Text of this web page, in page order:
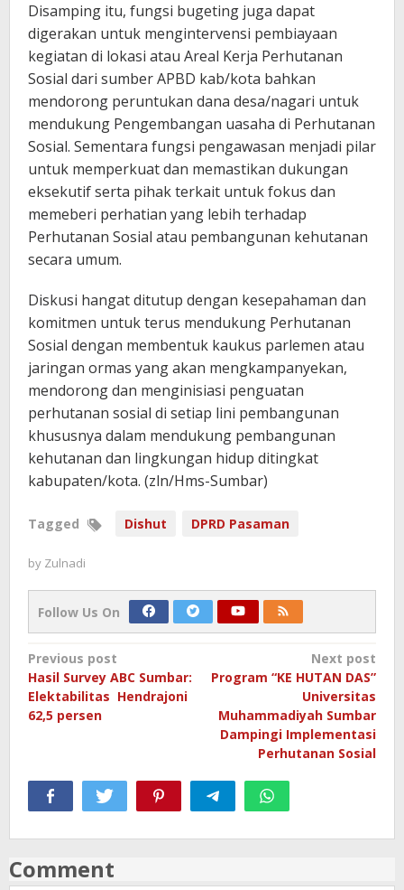
Disamping itu, fungsi bugeting juga dapat
digerakan untuk mengintervensi pembiayaan
kegiatan di lokasi atau Areal Kerja Perhutanan
Sosial dari sumber APBD kab/kota bahkan
mendorong peruntukan dana desa/nagari untuk
mendukung Pengembangan uasaha di Perhutanan
Sosial. Sementara fungsi pengawasan menjadi pilar
untuk memperkuat dan memastikan dukungan
eksekutif serta pihak terkait untuk fokus dan
memeberi perhatian yang lebih terhadap
Perhutanan Sosial atau pembangunan kehutanan
secara umum.
Diskusi hangat ditutup dengan kesepahaman dan
komitmen untuk terus mendukung Perhutanan
Sosial dengan membentuk kaukus parlemen atau
jaringan ormas yang akan mengkampanyekan,
mendorong dan menginisiasi penguatan
perhutanan sosial di setiap lini pembangunan
khususnya dalam mendukung pembangunan
kehutanan dan lingkungan hidup ditingkat
kabupaten/kota. (zln/Hms-Sumbar)
Tagged Dishut DPRD Pasaman
by Zulnadi
Follow Us On
Post
navigation
Previous post
Hasil Survey ABC Sumbar:
Elektabilitas Hendrajoni
62,5 persen
Next post
Program “KE HUTAN DAS”
Universitas
Muhammadiyah Sumbar
Dampingi Implementasi
Perhutanan Sosial
Comment